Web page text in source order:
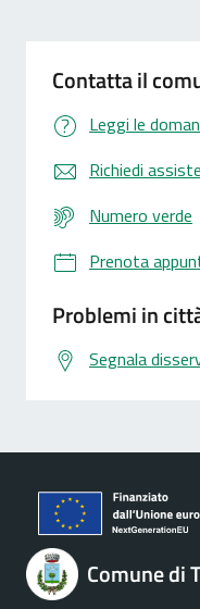
Contatta il
Leggi le
Richiedi
Numero verde
Prenota
Problemi in
Segnala
Comune di